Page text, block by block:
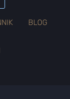
BLOG